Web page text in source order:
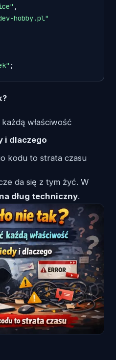
,
hobby.pl"
;
właściwość
i dlaczego
kodu to strata czasu
da się z tym żyć. W
dług techniczny.